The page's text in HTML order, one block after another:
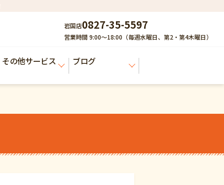
岩国店0827-35-5597
営業時間 9:00～18:00（毎週水曜日、第2・第4木曜日）
その他サービス ブログ